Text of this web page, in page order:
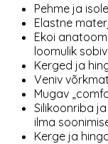
Pehme ja
Elastne
Ekoi
loomulik
Kerged ja
Veniv
Mugav
Silikoonriba
ilma
Kerge ja